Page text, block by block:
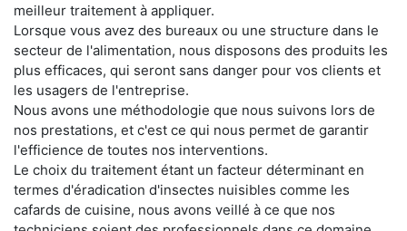
meilleur traitement à appliquer.
Lorsque vous avez des bureaux ou une structure dans le
secteur de l'alimentation, nous disposons des produits les
plus efficaces, qui seront sans danger pour vos clients et
les usagers de l'entreprise.
Nous avons une méthodologie que nous suivons lors de
nos prestations, et c'est ce qui nous permet de garantir
l'efficience de toutes nos interventions.
Le choix du traitement étant un facteur déterminant en
termes d'éradication d'insectes nuisibles comme les
cafards de cuisine, nous avons veillé à ce que nos